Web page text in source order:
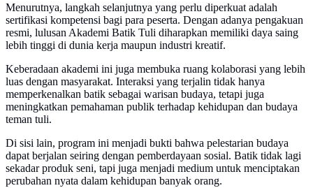
Menurutnya, langkah selanjutnya yang perlu diperkuat adalah
sertifikasi kompetensi bagi para peserta. Dengan adanya pengakuan
resmi, lulusan Akademi Batik Tuli diharapkan memiliki daya saing
lebih tinggi di dunia kerja maupun industri kreatif.
Keberadaan akademi ini juga membuka ruang kolaborasi yang lebih
luas dengan masyarakat. Interaksi yang terjalin tidak hanya
memperkenalkan batik sebagai warisan budaya, tetapi juga
meningkatkan pemahaman publik terhadap kehidupan dan budaya
teman tuli.
Di sisi lain, program ini menjadi bukti bahwa pelestarian budaya
dapat berjalan seiring dengan pemberdayaan sosial. Batik tidak lagi
sekadar produk seni, tapi juga menjadi medium untuk menciptakan
perubahan nyata dalam kehidupan banyak orang.